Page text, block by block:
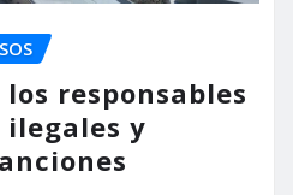
responsables
y